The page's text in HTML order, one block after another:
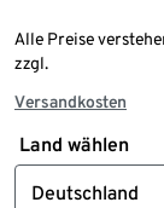
Alle Preise
zzgl.
Versandkosten
Land wählen
Deutschland